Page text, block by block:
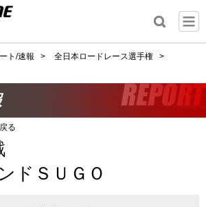
ト/速報 > 全日本ロードレース選手権
>
る
ドＳＵＧＯ